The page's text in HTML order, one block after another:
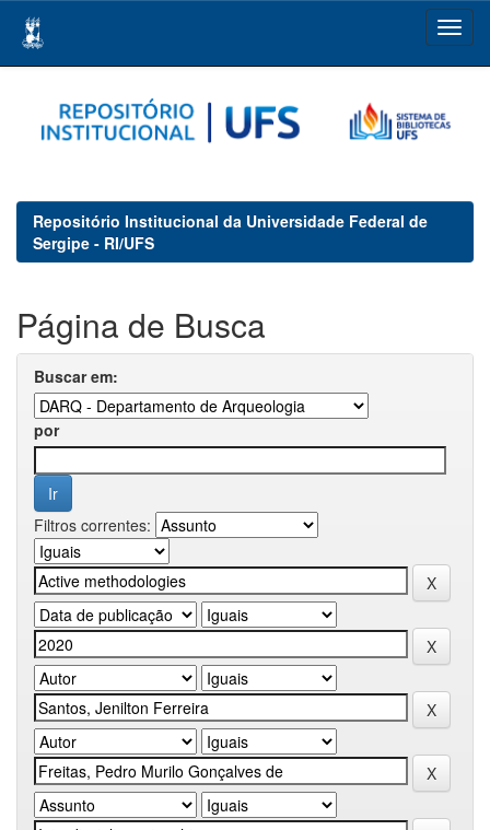
navigation
Repositório Institucional da Universidade Federal de
Sergipe - RI/UFS
Página de Busca
Buscar em:
por
Filtros correntes: